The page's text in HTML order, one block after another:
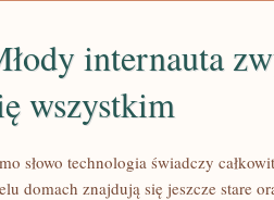
internauta
wszystkim
słowo technologia świadczy
domach znajdują się jeszcze stare